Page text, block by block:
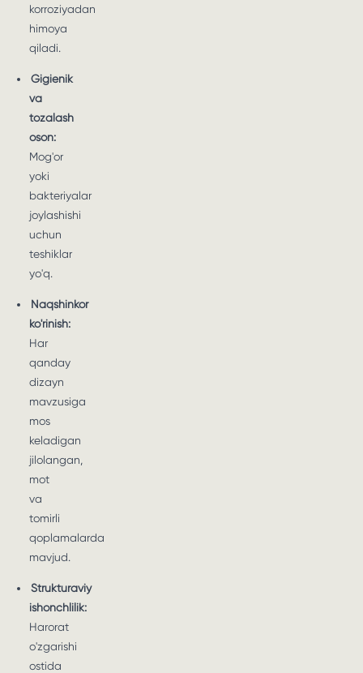
korroziyadan
himoya
qiladi.
Gigienik
va
tozalash
oson:
Mog'or
yoki
bakteriyalar
joylashishi
uchun
teshiklar
yo'q.
Naqshinkor
ko'rinish:
Har
qanday
dizayn
mavzusiga
mos
keladigan
jilolangan,
mot
va
tomirli
qoplamalarda
mavjud.
Strukturaviy
ishonchlilik:
Harorat
o'zgarishi
ostida